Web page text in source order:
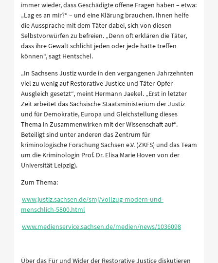
immer wieder, dass Geschädigte offene Fragen haben – etwa:
„Lag es an mir?“ – und eine Klärung brauchen. Ihnen helfe
die Aussprache mit dem Täter dabei, sich von diesen
Selbstvorwürfen zu befreien. „Denn oft erklären die Täter,
dass ihre Gewalt schlicht jeden oder jede hätte treffen
können“, sagt Hentschel.
„In Sachsens Justiz wurde in den vergangenen Jahrzehnten
viel zu wenig auf Restorative Justice und Täter-Opfer-
Ausgleich gesetzt“, meint Hermann Jaekel. „Erst in letzter
Zeit arbeitet das Sächsische Staatsministerium der Justiz
und für Demokratie, Europa und Gleichstellung dieses
Thema in Zusammenwirken mit der Wissenschaft auf“.
Beteiligt sind unter anderen das Zentrum für
kriminologische Forschung Sachsen e.V. (ZKFS) und das Team
um die Kriminologin Prof. Dr. Elisa Marie Hoven von der
Universität Leipzig).
Zum Thema:
www.justiz.sachsen.de/smj/vollzug-modern-und-
menschlich-5800.html
www.medienservice.sachsen.de/medien/news/1036098
Über das Für und Wider der Restorative Justice diskutieren